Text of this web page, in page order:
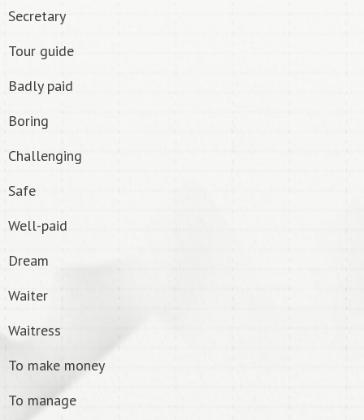
Secretary
Tour guide
Badly paid
Boring
Challenging
Safe
Well-paid
Dream
Waiter
Waitress
To make money
To manage